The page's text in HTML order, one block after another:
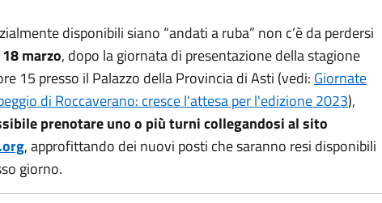
disponibili siano “andati a ruba” non c’è da perdersi
marzo, dopo la giornata di presentazione della stagione
15 presso il Palazzo della Provincia di Asti (vedi: Giornate
di Roccaverano: cresce l'attesa per l'edizione 2023),
prenotare uno o più turni collegandosi al sito
, approfittando dei nuovi posti che saranno resi disponibili
giorno.